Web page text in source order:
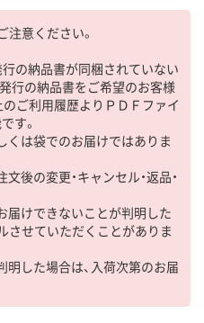
注意ください。
行の納品書が同梱されていない
行の納品書をご希望のお客様
のご利用履歴よりＰＤＦファイ
す。
くは袋でのお届けではありま
後の変更・キャンセル・返品・
届けできないことが判明した
させていただくことがありま
明した場合は、入荷次第のお届